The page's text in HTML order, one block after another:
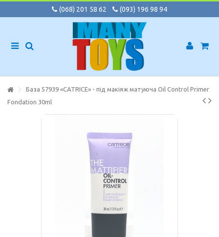
(068) 201 58 62 (093) 196 98 94
База 57939 «CATRICE» - під макіяж матуюча Oil Control Primer
Fondation 30ml